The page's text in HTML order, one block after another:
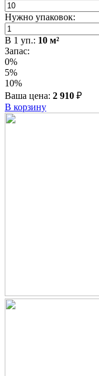
Нужно упаковок:
В 1 уп.: 10 м²
Запас:
0%
5%
10%
Ваша цена: 2 910 ₽
В корзину